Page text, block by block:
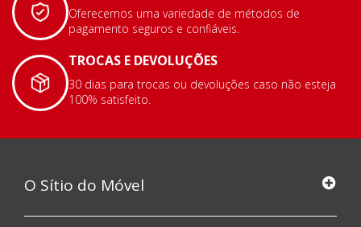
Oferecemos uma variedade de métodos de
pagamento seguros e confiáveis.
TROCAS E DEVOLUÇÕES
30 dias para trocas ou devoluções caso não esteja
100% satisfeito.
O Sítio do Móvel